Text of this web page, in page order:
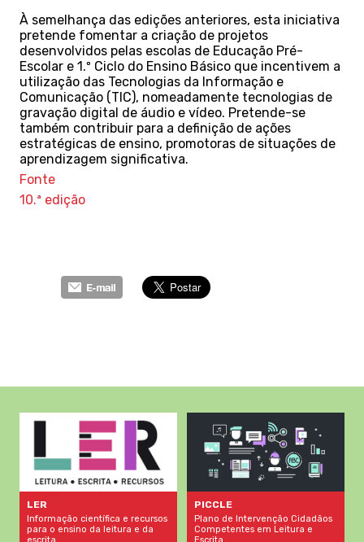
À semelhança das edições anteriores, esta iniciativa
pretende fomentar a criação de projetos
desenvolvidos pelas escolas de Educação Pré-
Escolar e 1.º Ciclo do Ensino Básico que incentivem a
utilização das Tecnologias da Informação e
Comunicação (TIC), nomeadamente tecnologias de
gravação digital de áudio e vídeo. Pretende-se
também contribuir para a definição de ações
estratégicas de ensino, promotoras de situações de
aprendizagem significativa.
Fonte
10.ª edição
LER
Informação científica e recursos
para o ensino da leitura e da
PICCLE
Plano de Intervenção Cidadãos
Competentes em Leitura e